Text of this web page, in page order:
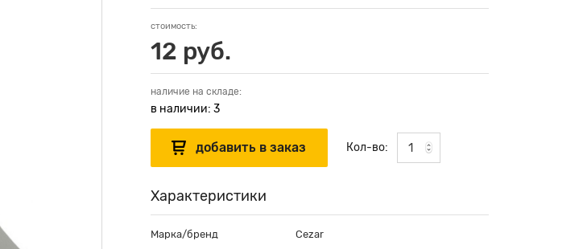
стоимость:
12 руб.
наличие на складе:
в наличии: 3
Кол-во:
Характеристики
Марка/бренд
Cezar